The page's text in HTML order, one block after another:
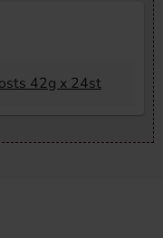
42g x 24st